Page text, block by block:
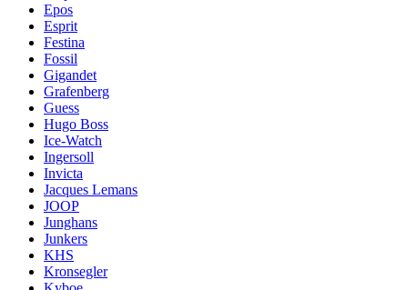
Epos
Esprit
Festina
Fossil
Gigandet
Grafenberg
Guess
Hugo Boss
Ice-Watch
Ingersoll
Invicta
Jacques Lemans
JOOP
Junghans
Junkers
KHS
Kronsegler